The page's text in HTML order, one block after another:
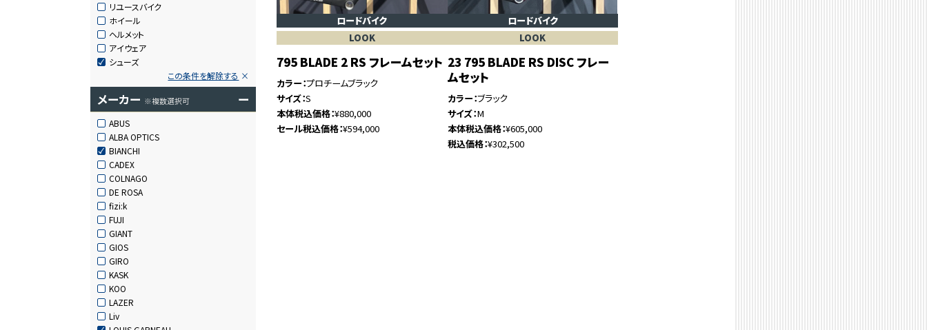
リユースバイク
ホイール
ヘルメット
アイウェア
シューズ
この条件を解除する
メーカー ※複数選択可 ー
ABUS
ALBA OPTICS
BIANCHI
CADEX
COLNAGO
DE ROSA
fizi:k
FUJI
GIANT
GIOS
GIRO
KASK
KOO
LAZER
Liv
ロードバイク
LOOK
795 BLADE 2 RS フレームセット
カラー プロチームブラック
サイズ S
本体税込価格 ¥880,000
セール税込価格 ¥594,000
ロードバイク
LOOK
23 795 BLADE RS DISC フレー
ムセット
カラー ブラック
サイズ M
本体税込価格 ¥605,000
税込価格 ¥302,500